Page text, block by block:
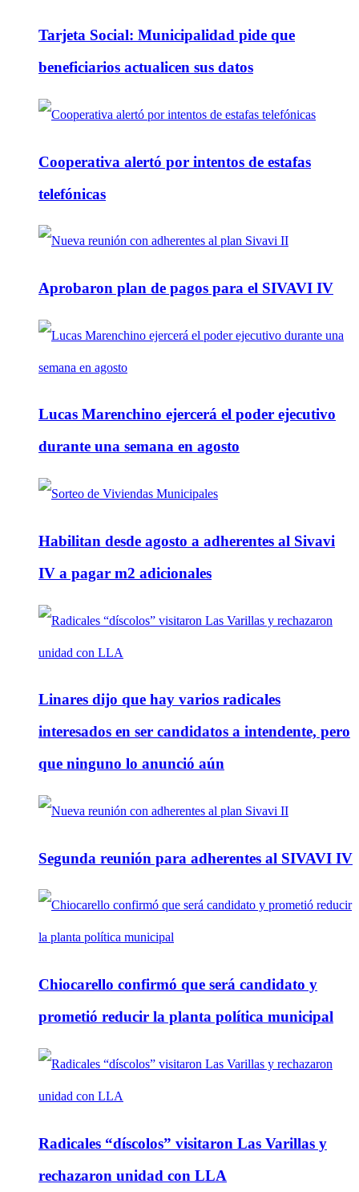
Tarjeta Social: Municipalidad pide que
beneficiarios actualicen sus datos
Cooperativa alertó por intentos de estafas
telefónicas
Aprobaron plan de pagos para el SIVAVI IV
Lucas Marenchino ejercerá el poder ejecutivo
durante una semana en agosto
Habilitan desde agosto a adherentes al Sivavi
IV a pagar m2 adicionales
Linares dijo que hay varios radicales
interesados en ser candidatos a intendente, pero
que ninguno lo anunció aún
Segunda reunión para adherentes al SIVAVI IV
Chiocarello confirmó que será candidato y
prometió reducir la planta política municipal
Radicales “díscolos” visitaron Las Varillas y
rechazaron unidad con LLA